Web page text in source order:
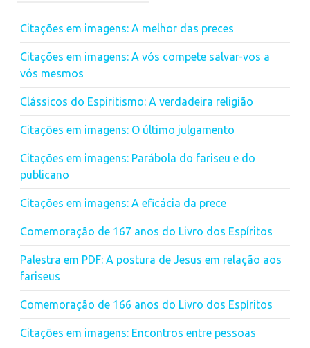
Citações em imagens: A melhor das preces
Citações em imagens: A vós compete salvar-vos a
vós mesmos
Clássicos do Espiritismo: A verdadeira religião
Citações em imagens: O último julgamento
Citações em imagens: Parábola do fariseu e do
publicano
Citações em imagens: A eficácia da prece
Comemoração de 167 anos do Livro dos Espíritos
Palestra em PDF: A postura de Jesus em relação aos
fariseus
Comemoração de 166 anos do Livro dos Espíritos
Citações em imagens: Encontros entre pessoas